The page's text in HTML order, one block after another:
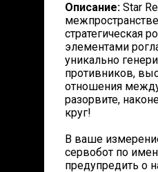
Описание: Star
стратегическая
элементами
уникально
противников,
отношения
разорвите,
круг!
В ваше
сервобот по
предупредить о